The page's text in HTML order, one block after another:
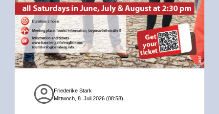
Friederike Stark
Mittwoch, 8. Juli 2026 (08:58)